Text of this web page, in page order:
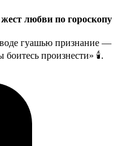
любви по гороскопу
гуашью признание —
боитесь произнести» 🕯️.